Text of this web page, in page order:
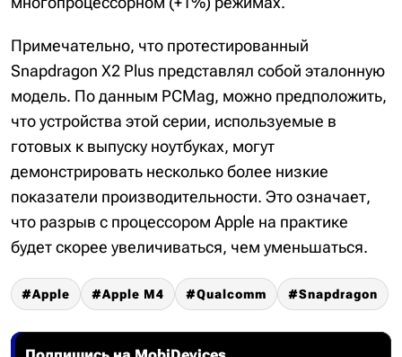
Примечательно, что протестированный
Snapdragon X2 Plus представлял собой эталонную
модель. По данным PCMag, можно предположить,
что устройства этой серии, используемые в
готовых к выпуску ноутбуках, могут
демонстрировать несколько более низкие
показатели производительности. Это означает,
что разрыв с процессором Apple на практике
будет скорее увеличиваться, чем уменьшаться.
Apple Apple M4 Qualcomm Snapdragon